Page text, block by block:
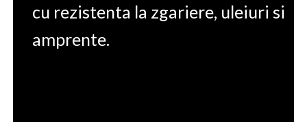
cu rezistenta la zgariere, uleiuri si
amprente.